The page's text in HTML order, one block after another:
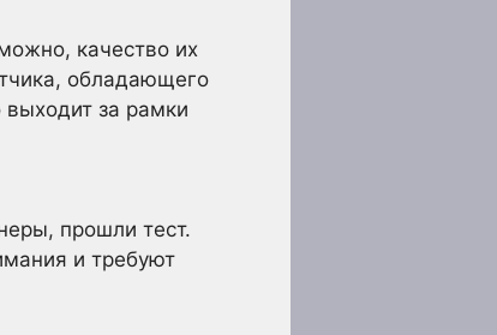
качество их
обладающего
за рамки
прошли тест.
и требуют